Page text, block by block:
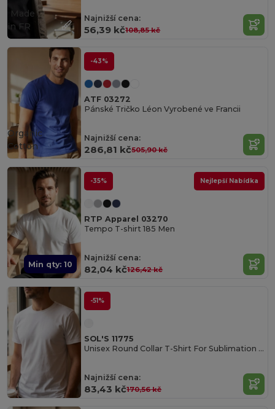
Najnižší cena:
56,39 kč108,85 kč
Made
in FR
-43%
ATF 03272
Pánské Tričko Léon Vyrobené ve Francii
Najnižší cena:
286,81 kč505,90 kč
Min qty: 10
Organic
Cotton
-35% Nejlepší Nabídka
RTP Apparel 03270
Tempo T-shirt 185 Men
Najnižší cena:
82,04 kč126,42 kč
-51%
SOL'S 11775
Unisex Round Collar T-Shirt For Sublimation Sublima
Najnižší cena:
83,43 kč170,56 kč